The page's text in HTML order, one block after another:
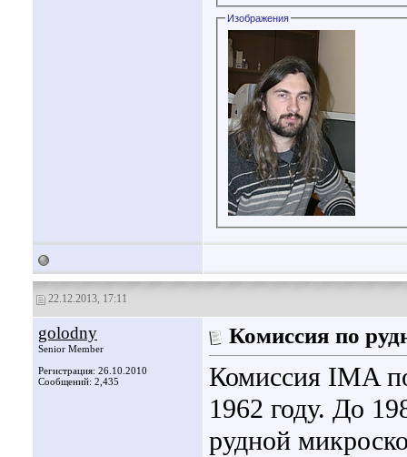
Изображения
22.12.2013, 17:11
golodny
Senior Member
Регистрация: 26.10.2010
Сообщений: 2,435
Комиссия по
Комиссия IMA
1962 году. До
рудной